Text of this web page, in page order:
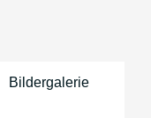
Bildergalerie